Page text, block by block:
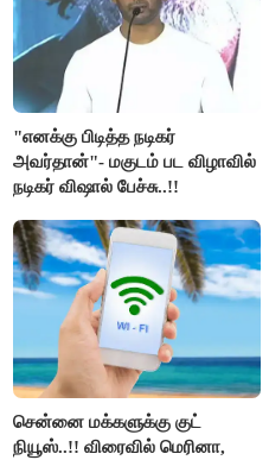
"எனக்கு பிடித்த நடிகர்
அவர்தான்"- மகுடம் பட விழாவில்
நடிகர் விஷால் பேச்சு..!!
சென்னை மக்களுக்கு குட்
நியூஸ்..!! விரைவில் மெரினா,